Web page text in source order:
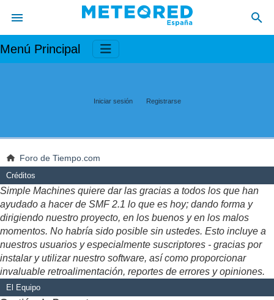
Menú Principal
Iniciar sesión Registrarse
Foro de Tiempo.com
Créditos
Simple Machines quiere dar las gracias a todos los que han
ayudado a hacer de SMF 2.1 lo que es hoy; dando forma y
dirigiendo nuestro proyecto, en los buenos y en los malos
momentos. No habría sido posible sin ustedes. Esto incluye a
nuestros usuarios y especialmente suscriptores - gracias por
instalar y utilizar nuestro software, así como proporcionar
invaluable retroalimentación, reportes de errores y opiniones.
El Equipo